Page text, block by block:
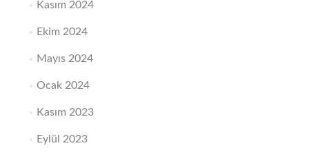
Kasım 2024
Ekim 2024
Mayıs 2024
Ocak 2024
Kasım 2023
Eylül 2023